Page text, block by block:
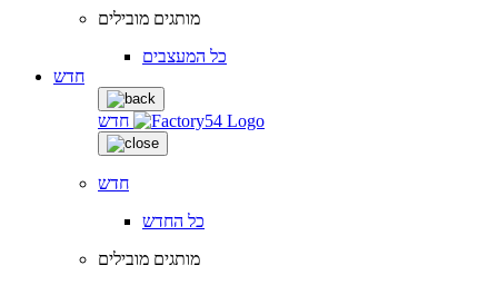
מותגים מובילים
כל המעצבים
חדש
חדש
חדש
כל החדש
מותגים מובילים